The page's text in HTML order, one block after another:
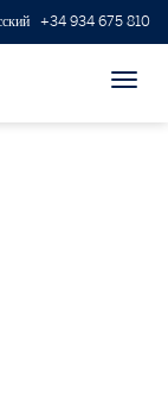
+34 934 675 810